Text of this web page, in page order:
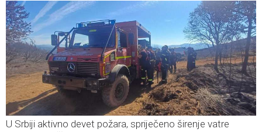
U Srbiji aktivno devet požara, spriječeno širenje vatre